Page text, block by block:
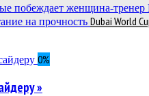
Dubai World
0%
»